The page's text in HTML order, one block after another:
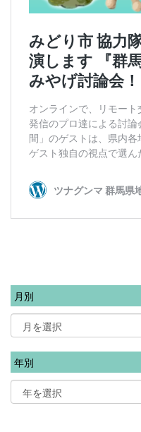
月別
年別